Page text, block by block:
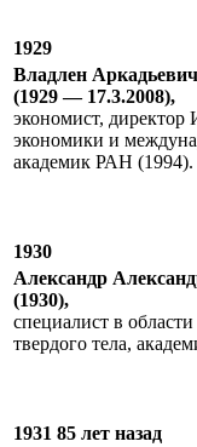
1929
Владлен
(1929 — 17.3.2008),
экономист, директор
экономики и
академик РАН (1994).
1930
Александр
(1930),
cпециалист в
твердого тела,
1931 85 лет назад